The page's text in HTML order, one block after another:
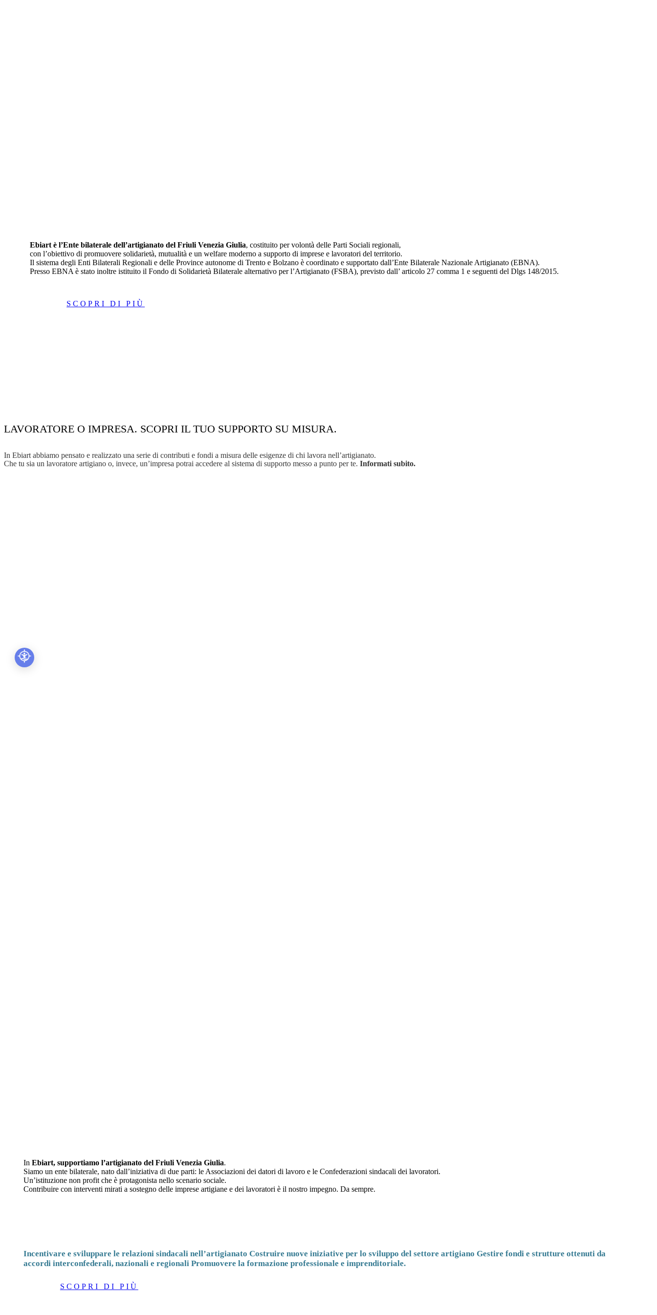
Ebiart è l’Ente bilaterale dell’artigianato del Friuli Venezia Giulia, costituito per volontà delle Parti Sociali regionali,
con l’obiettivo di promuovere solidarietà, mutualità e un welfare moderno a supporto di imprese e lavoratori del territorio.
Il sistema degli Enti Bilaterali Regionali e delle Province autonome di Trento e Bolzano è coordinato e supportato dall’Ente Bilaterale Nazionale Artigianato (EBNA).
Presso EBNA è stato inoltre istituito il Fondo di Solidarietà Bilaterale alternativo per l’Artigianato (FSBA), previsto dall’ articolo 27 comma 1 e seguenti del Dlgs 148/2015.
SCOPRI DI PIÙ
LAVORATORE O IMPRESA. SCOPRI IL TUO SUPPORTO SU MISURA.
In Ebiart abbiamo pensato e realizzato una serie di contributi e fondi a misura delle esigenze di chi lavora nell’artigianato.
Che tu sia un lavoratore artigiano o, invece, un’impresa potrai accedere al sistema di supporto messo a punto per te. Informati subito.
In Ebiart, supportiamo l’artigianato del Friuli Venezia Giulia.
Siamo un ente bilaterale, nato dall’iniziativa di due parti: le Associazioni dei datori di lavoro e le Confederazioni sindacali dei lavoratori.
Un’istituzione non profit che è protagonista nello scenario sociale.
Contribuire con interventi mirati a sostegno delle imprese artigiane e dei lavoratori è il nostro impegno. Da sempre.
Incentivare e sviluppare le relazioni sindacali nell’artigianato Costruire nuove iniziative per lo sviluppo del settore artigiano Gestire fondi e strutture ottenuti da
accordi interconfederali, nazionali e regionali Promuovere la formazione professionale e imprenditoriale.
SCOPRI DI PIÙ